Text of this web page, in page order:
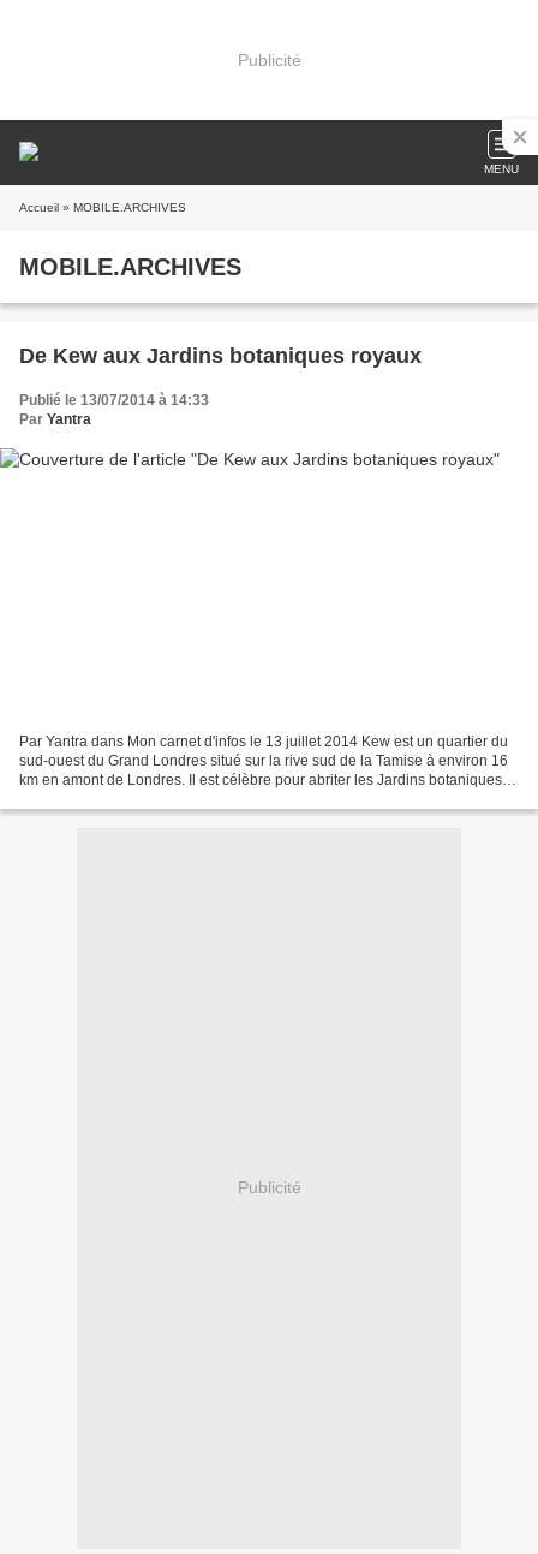
Publicité
MENU
Accueil » MOBILE.ARCHIVES
MOBILE.ARCHIVES
De Kew aux Jardins botaniques royaux
Publié le 13/07/2014 à 14:33
Par Yantra
Par Yantra dans Mon carnet d'infos le 13 juillet 2014 Kew est un quartier du
sud-ouest du Grand Londres situé sur la rive sud de la Tamise à environ 16
km en amont de Londres. Il est célèbre pour abriter les Jardins botaniques
Publicité